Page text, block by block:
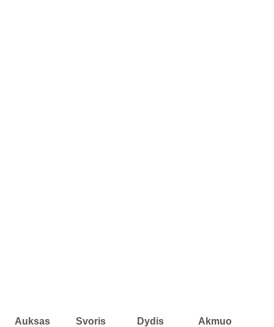
Auksas
Svoris
Dydis
Akmuo